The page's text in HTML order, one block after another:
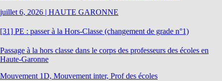
juillet 6, 2026 | HAUTE GARONNE
[31] PE : passer à la Hors-Classe (changement de grade n°1)
Passage à la hors classe dans le corps des professeurs des écoles en
Haute-Garonne
Mouvement 1D, Mouvement inter, Prof des écoles